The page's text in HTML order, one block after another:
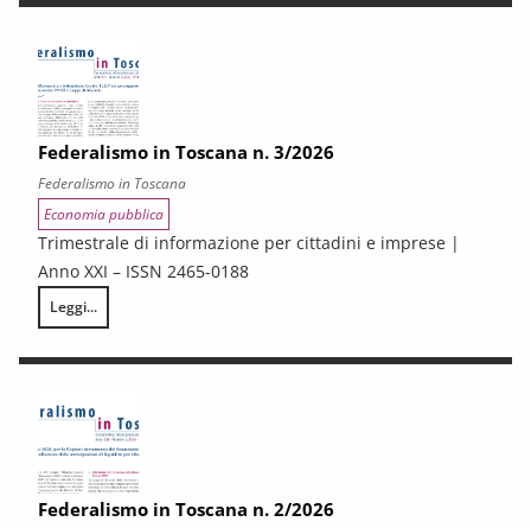
Federalismo in Toscana n. 3/2026
Federalismo in Toscana
Economia pubblica
Trimestrale di informazione per cittadini e imprese |
Anno XXI – ISSN 2465-0188
Leggi...
Federalismo in Toscana n. 3/2026
Federalismo in Toscana n. 2/2026